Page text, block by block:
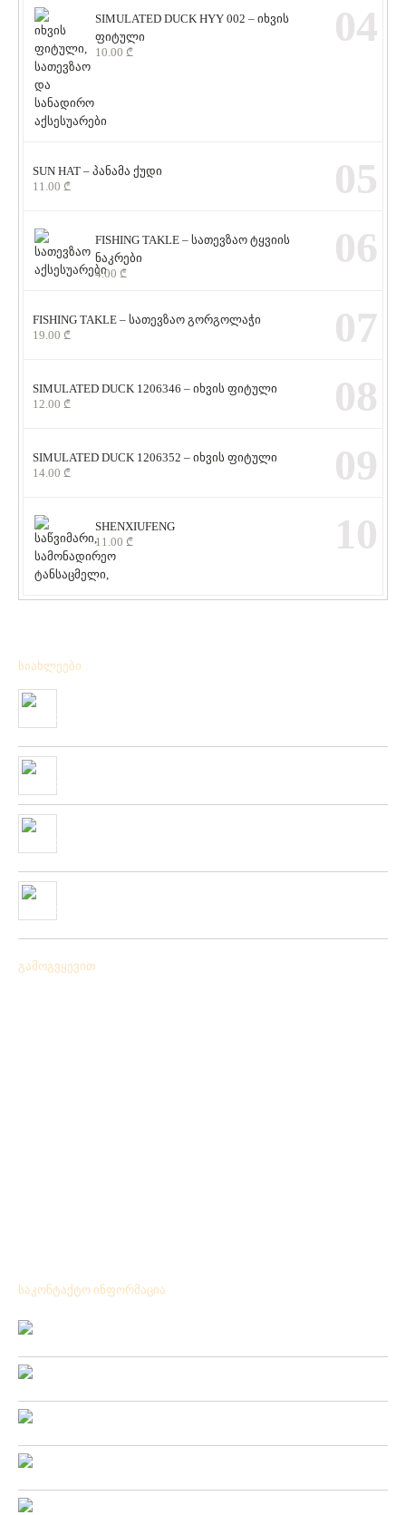
SIMULATED DUCK HYY 002 – იხვის
ფიტული
10.00 ₾
04
SUN HAT – პანამა ქუდი
11.00 ₾ 05
FISHING TAKLE – სათევზაო ტყვიის
ნაკრები
4.00 ₾
06
FISHING TAKLE – სათევზაო გორგოლაჭი
19.00 ₾ 07
SIMULATED DUCK 1206346 – იხვის ფიტული
12.00 ₾ 08
SIMULATED DUCK 1206352 – იხვის ფიტული
14.00 ₾ 09
SHENXIUFENG
11.00 ₾ 10
სიახლეები
გამოგვყევით
საკონტაქტო ინფორმაცია